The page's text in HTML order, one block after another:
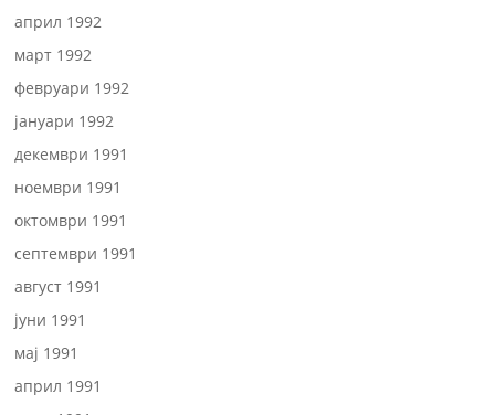
април 1992
март 1992
февруари 1992
јануари 1992
декември 1991
ноември 1991
октомври 1991
септември 1991
август 1991
јуни 1991
мај 1991
април 1991